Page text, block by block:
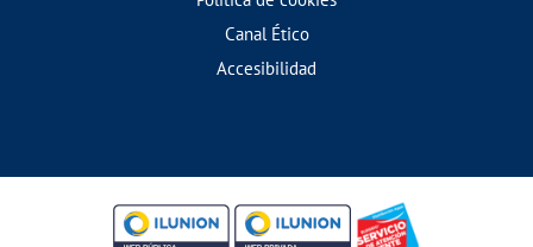
Canal Ético
Accesibilidad